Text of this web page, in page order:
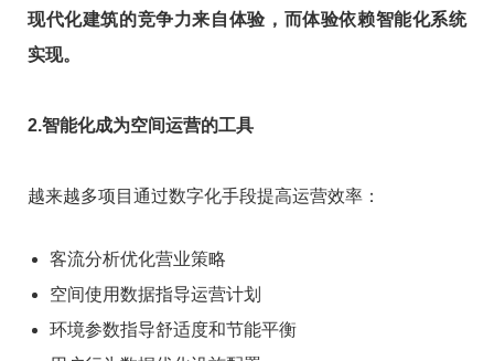
现代化建筑的竞争力来自体验，而体验依赖智能化系统
实现。
2.智能化成为空间运营的工具
越来越多项目通过数字化手段提高运营效率：
客流分析优化营业策略
空间使用数据指导运营计划
环境参数指导舒适度和节能平衡